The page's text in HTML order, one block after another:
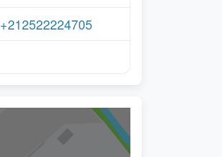
+212522224705